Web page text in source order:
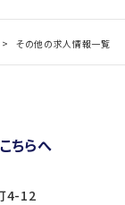
その他の求人情報一覧
ちらへ
4-12